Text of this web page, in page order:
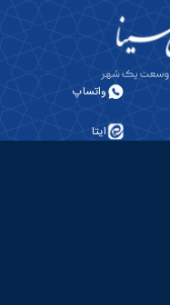
واتساپ
ایتا